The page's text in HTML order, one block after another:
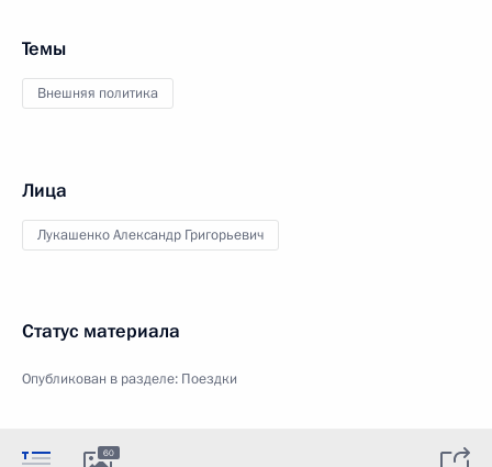
Темы
Внешняя политика
Лица
Лукашенко Александр Григорьевич
Статус материала
Опубликован в разделе: Поездки
60